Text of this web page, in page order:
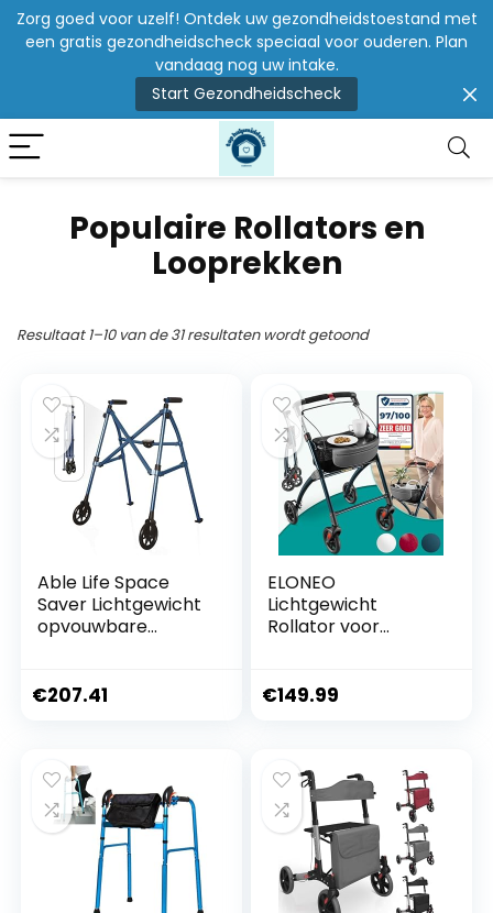
Zorg goed voor uzelf! Ontdek uw gezondheidstoestand met
een gratis gezondheidscheck speciaal voor ouderen. Plan
vandaag nog uw intake.
Start Gezondheidscheck
Populaire Rollators en
Looprekken
Resultaat 1–10 van de 31 resultaten wordt getoond
Able Life Space
Saver Lichtgewicht
opvouwbare
400lbs/Bariatrisch
€207.41
ELONEO
Lichtgewicht
Rollator voor
Opvouwbaar
Smalle Rollator van
Aluminium,
Inklapbaar
Mobiliteitshulpmidd
el,
€149.99